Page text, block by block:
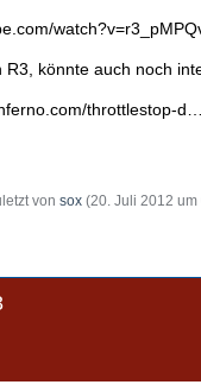
R3, könnte auch noch
throttlestop-
von sox (20. Juli 2012 um